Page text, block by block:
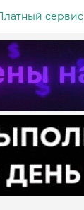
сервис